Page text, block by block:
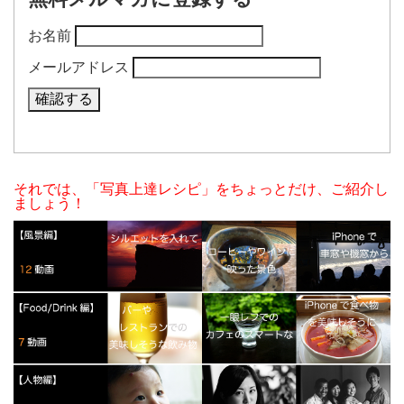
お名前
メールアドレス
それでは、「写真上達レシピ」をちょっとだけ、ご紹介し
ましょう！